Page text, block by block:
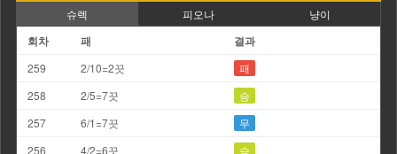
슈렉 피오나 냥이
회차 패 결과
259 2/10=2끗
패
258
2/5=7끗
승
257
6/1=7끗
무
256
4/2=6끗
승